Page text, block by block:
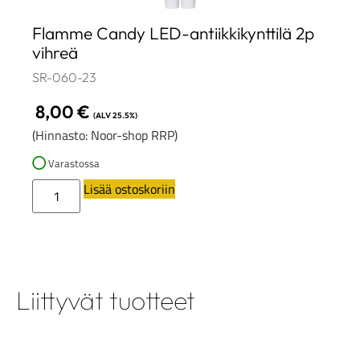
Flamme Candy LED-antiikkikynttilä 2p
vihreä
SR-060-23
8,00€ (ALV 25.5%)
(Hinnasto: Noor-shop RRP)
Varastossa
Lisää ostoskoriin
Liittyvät tuotteet